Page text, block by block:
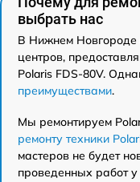
выбрать нас
В Нижнем Новгороде
центров,
Polaris FDS-80V.
преимуществами.
Мы ремонтируем
ремонту техники
мастеров не будет
проведенных работ у